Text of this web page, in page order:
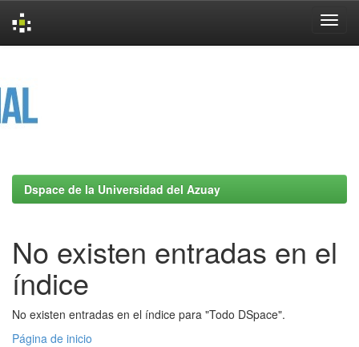
Dspace de la Universidad del Azuay
No existen entradas en el
índice
No existen entradas en el índice para "Todo DSpace".
Página de inicio